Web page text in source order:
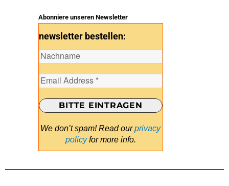
Abonniere unseren Newsletter
newsletter bestellen:
We don’t spam! Read ourprivacy
policyfor more info.